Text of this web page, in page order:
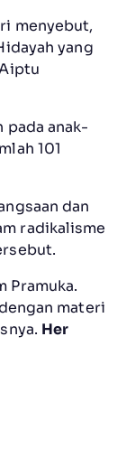
menyebut,
yang
pada anak-
101
dan
radikalisme
Pramuka.
materi
Her